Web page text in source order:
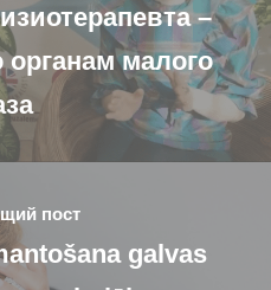
–
органам малого
пост
galvas